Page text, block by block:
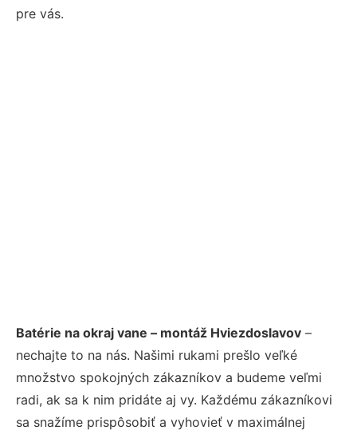
pre vás.
Batérie na okraj vane – montáž Hviezdoslavov –
nechajte to na nás. Našimi rukami prešlo veľké
množstvo spokojných zákazníkov a budeme veľmi
radi, ak sa k nim pridáte aj vy. Každému zákazníkovi
sa snažíme prispôsobiť a vyhovieť v maximálnej